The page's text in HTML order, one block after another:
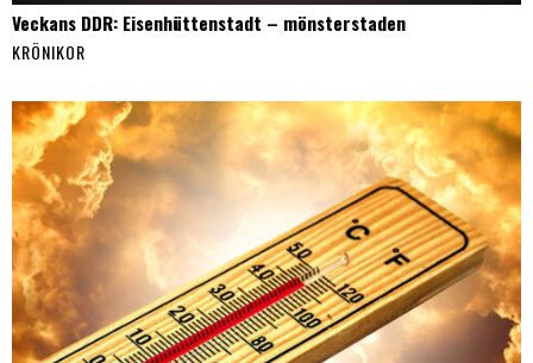
Veckans DDR: Eisenhüttenstadt – mönsterstaden
KRÖNIKOR